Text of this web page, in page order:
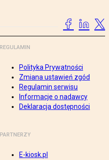
REGULAMIN
Polityka Prywatności
Zmiana ustawień zgód
Regulamin serwisu
Informacje o nadawcy
Deklaracja dostępności
PARTNERZY
E-kiosk.pl